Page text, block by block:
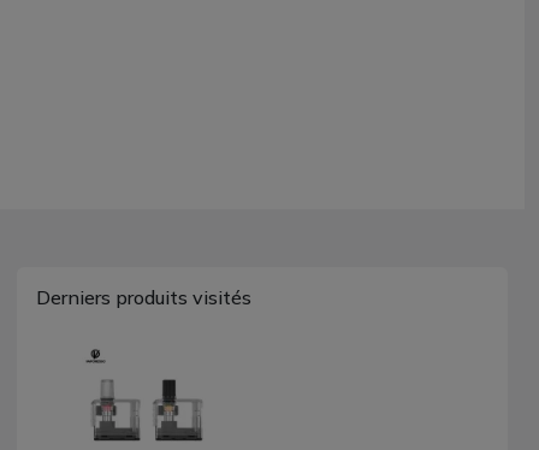
Derniers produits visités